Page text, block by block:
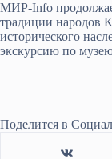
МИР-Info
традиции народов
исторического
экскурсию по
Поделится в